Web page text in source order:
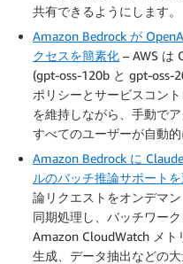
共有できるようにします。
Amazon Bedrock が
クセスを簡素化 – AWS は
(gpt-oss-120b と gpt-oss-
ポリシーとサービスコン
を維持しながら、手動で
すべてのユーザーが自動
Amazon Bedrock に
ルのバッチ推論サポート
論リクエストをオンデマ
同期処理し、バッチワー
Amazon CloudWatch メト
生成、データ抽出などの